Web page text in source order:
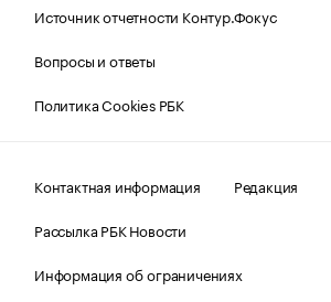
Источник отчетности Контур.Фокус
Вопросы и ответы
Политика Cookies РБК
Контактная информация
Редакция
Рассылка РБК Новости
Информация об ограничениях